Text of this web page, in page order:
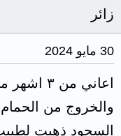
زائر
30 مايو 2024
اعاني
والخروج من الحمام
السجود ذهبت